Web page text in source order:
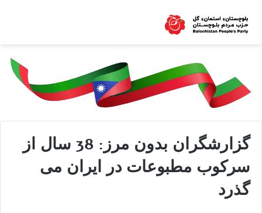
گزارشگران بدون مرز: 38 سال از
سرکوب مطبوعات در ايران مى
گذرد